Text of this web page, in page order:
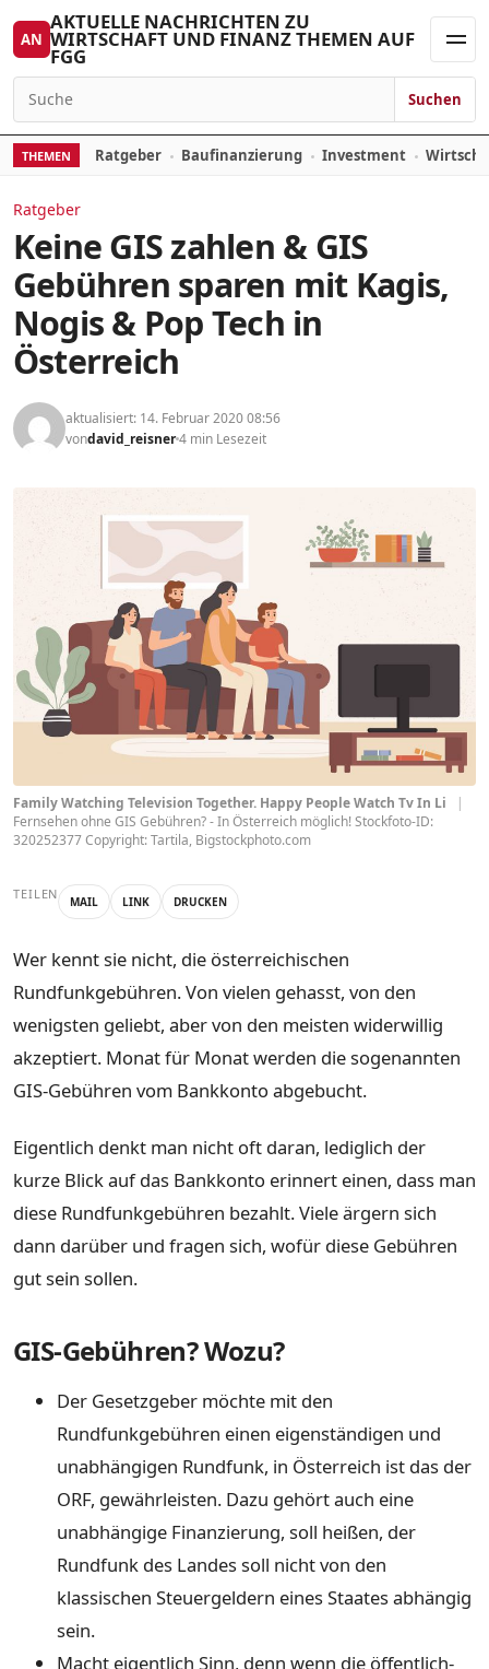
Zum Inhalt springen
AN
AKTUELLE NACHRICHTEN ZU
WIRTSCHAFT UND FINANZ THEMEN AUF
FGG
Suchen nach:
Suchen
THEMEN Ratgeber Baufinanzierung Investment
Ratgeber
Keine GIS zahlen & GIS
Gebühren sparen mit Kagis,
Nogis & Pop Tech in
Österreich
aktualisiert: 14. Februar 2020 08:56
vondavid_reisner4 min Lesezeit
Family Watching Television Together. Happy People Watch Tv In Li
|
Fernsehen ohne GIS Gebühren? - In Österreich möglich! Stockfoto-ID:
320252377 Copyright: Tartila, Bigstockphoto.com
TEILEN MAIL LINK DRUCKEN
Wer kennt sie nicht, die österreichischen
Rundfunkgebühren. Von vielen gehasst, von den
wenigsten geliebt, aber von den meisten widerwillig
akzeptiert. Monat für Monat werden die sogenannten
GIS-Gebühren vom Bankkonto abgebucht.
Eigentlich denkt man nicht oft daran, lediglich der
kurze Blick auf das Bankkonto erinnert einen, dass man
diese Rundfunkgebühren bezahlt. Viele ärgern sich
dann darüber und fragen sich, wofür diese Gebühren
gut sein sollen.
GIS-Gebühren? Wozu?
Der Gesetzgeber möchte mit den
Rundfunkgebühren einen eigenständigen und
unabhängigen Rundfunk, in Österreich ist das der
ORF, gewährleisten. Dazu gehört auch eine
unabhängige Finanzierung, soll heißen, der
Rundfunk des Landes soll nicht von den
klassischen Steuergeldern eines Staates abhängig
sein.
Macht eigentlich Sinn, denn wenn die öffentlich-